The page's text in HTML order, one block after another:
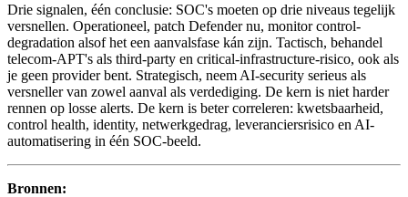
Drie signalen, één conclusie: SOC's moeten op drie niveaus tegelijk
versnellen. Operationeel, patch Defender nu, monitor control-
degradation alsof het een aanvalsfase kán zijn. Tactisch, behandel
telecom-APT's als third-party en critical-infrastructure-risico, ook als
je geen provider bent. Strategisch, neem AI-security serieus als
versneller van zowel aanval als verdediging. De kern is niet harder
rennen op losse alerts. De kern is beter correleren: kwetsbaarheid,
control health, identity, netwerkgedrag, leveranciersrisico en AI-
automatisering in één SOC-beeld.
Bronnen: